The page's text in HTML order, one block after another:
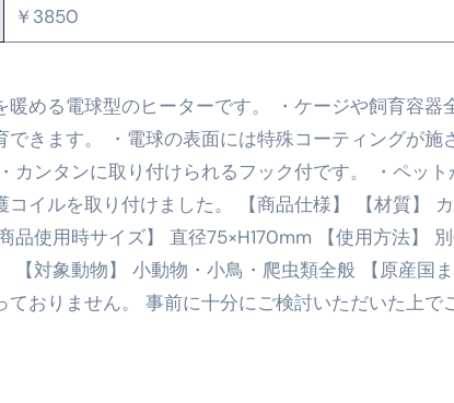
めの！美容、健康、ダイエットにとても重要な女性ホル
単な方法
ン 2月のおすすめドメイン特集- ビジネスの信用を築
パーセール2026 完全攻略ガイド 今こそ買い時！ゲー
える恐怖をゼロにする時代へ Pebblebee × iMazing で
払う、いちばん賢いスマホ代。 BB.exciteモバイル「Fit
る・分かる・話せる」に変わる30日間 ― 科学的メソッ
全ガイド】アジア最安1万円台＆ハワイ朝食付き割引ま
￥3850
暖める電球型のヒーターです。 ・ケージや飼育容器
きます。 ・電球の表面には特殊コーティングが施
カンタンに取り付けられるフック付です。 ・ペッ
コイルを取り付けました。 【商品仕様】 【材質】
品使用時サイズ】 直径75×H170mm 【使用方法】
【対象動物】 小動物・小鳥・爬虫類全般 【原産国
おりません。 事前に十分にご検討いただいた上で